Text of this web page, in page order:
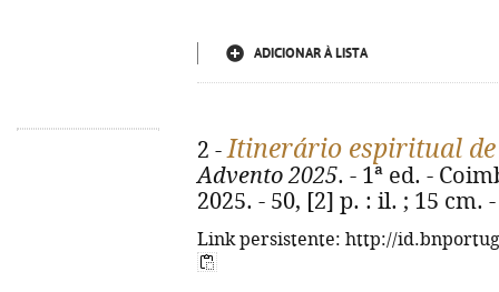
ADICIONAR À LISTA
2 -Itinerário espiritual de
Advento 2025. - 1ª ed. -
2025. - 50, [2] p. : il. ; 15 cm.
Link persistente: http://